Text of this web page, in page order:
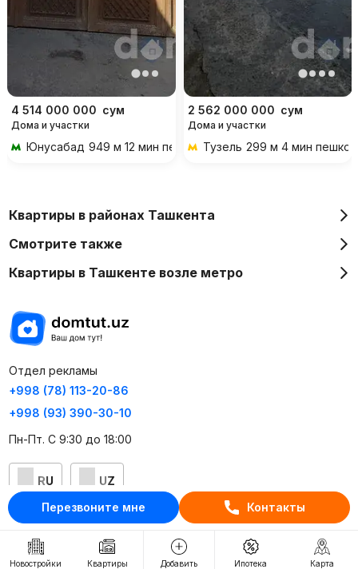
Перезвоните мне Контакты
4 514 000 000 сум
Дома и участки
Юнусабад 949 м 12 мин пешком
2 562 000 000 сум
Дома и участки
Тузель 299 м 4 мин пешком
Новостройки Квартиры Добавить Ипотека Карта
Квартиры в районах Ташкента
Смотрите также
Квартиры в Ташкенте возле метро
Отдел рекламы
+998 (78) 113-20-86
+998 (93) 390-30-10
Пн-Пт. С 9:30 до 18:00
RU UZ
Контакты
О проекте